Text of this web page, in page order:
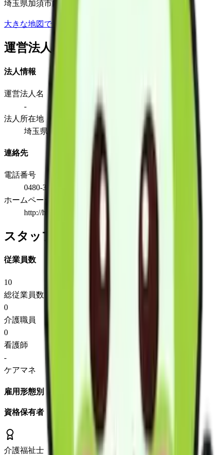
埼玉県加須市内田ケ谷1196-5
大きな地図で見る
運営法人
法人情報
運営法人名
-
法人所在地
埼玉県加須市内田ケ谷1196-5
連絡先
電話番号
0480-38-6942
ホームページ
http://hp.kaipoke.biz/4du
スタッフ情報
従業員数
10
総従業員数
0
介護職員
0
看護師
-
ケアマネ
雇用形態別
資格保有者
介護福祉士